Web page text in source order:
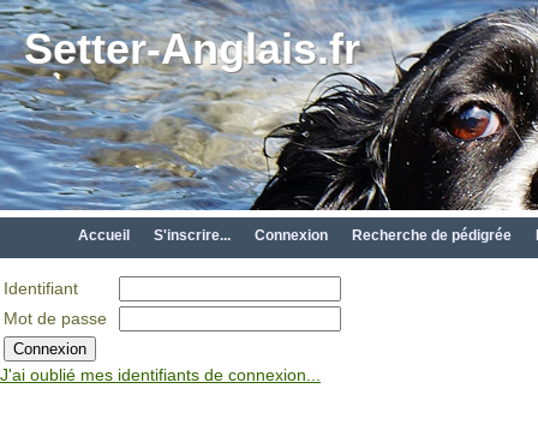
Setter-Anglais.fr
Accueil S'inscrire... Connexion Recherche de pédigrée
Identifiant
Mot de passe
J'ai oublié mes identifiants de connexion...